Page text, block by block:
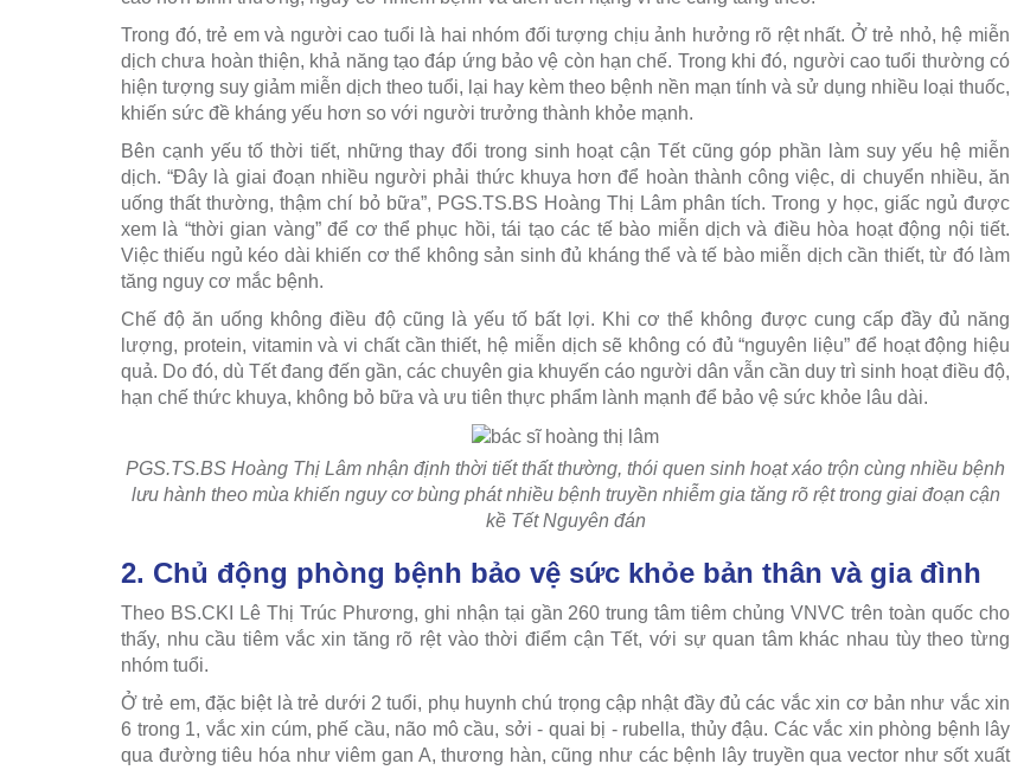
Trong đó, trẻ em và người cao tuổi là hai nhóm đối tượng chịu ảnh hưởng rõ rệt nhất. Ở trẻ nhỏ, hệ miễn
dịch chưa hoàn thiện, khả năng tạo đáp ứng bảo vệ còn hạn chế. Trong khi đó, người cao tuổi thường có
hiện tượng suy giảm miễn dịch theo tuổi, lại hay kèm theo bệnh nền mạn tính và sử dụng nhiều loại thuốc,
khiến sức đề kháng yếu hơn so với người trưởng thành khỏe mạnh.
Bên cạnh yếu tố thời tiết, những thay đổi trong sinh hoạt cận Tết cũng góp phần làm suy yếu hệ miễn
dịch. “Đây là giai đoạn nhiều người phải thức khuya hơn để hoàn thành công việc, di chuyển nhiều, ăn
uống thất thường, thậm chí bỏ bữa”, PGS.TS.BS Hoàng Thị Lâm phân tích. Trong y học, giấc ngủ được
xem là “thời gian vàng” để cơ thể phục hồi, tái tạo các tế bào miễn dịch và điều hòa hoạt động nội tiết.
Việc thiếu ngủ kéo dài khiến cơ thể không sản sinh đủ kháng thể và tế bào miễn dịch cần thiết, từ đó làm
tăng nguy cơ mắc bệnh.
Chế độ ăn uống không điều độ cũng là yếu tố bất lợi. Khi cơ thể không được cung cấp đầy đủ năng
lượng, protein, vitamin và vi chất cần thiết, hệ miễn dịch sẽ không có đủ “nguyên liệu” để hoạt động hiệu
quả. Do đó, dù Tết đang đến gần, các chuyên gia khuyến cáo người dân vẫn cần duy trì sinh hoạt điều độ,
hạn chế thức khuya, không bỏ bữa và ưu tiên thực phẩm lành mạnh để bảo vệ sức khỏe lâu dài.
PGS.TS.BS Hoàng Thị Lâm nhận định thời tiết thất thường, thói quen sinh hoạt xáo trộn cùng nhiều bệnh
lưu hành theo mùa khiến nguy cơ bùng phát nhiều bệnh truyền nhiễm gia tăng rõ rệt trong giai đoạn cận
kề Tết Nguyên đán
2. Chủ động phòng bệnh bảo vệ sức khỏe bản thân và gia đình
Theo BS.CKI Lê Thị Trúc Phương, ghi nhận tại gần 260 trung tâm tiêm chủng VNVC trên toàn quốc cho
thấy, nhu cầu tiêm vắc xin tăng rõ rệt vào thời điểm cận Tết, với sự quan tâm khác nhau tùy theo từng
nhóm tuổi.
Ở trẻ em, đặc biệt là trẻ dưới 2 tuổi, phụ huynh chú trọng cập nhật đầy đủ các vắc xin cơ bản như vắc xin
6 trong 1, vắc xin cúm, phế cầu, não mô cầu, sởi - quai bị - rubella, thủy đậu. Các vắc xin phòng bệnh lây
qua đường tiêu hóa như viêm gan A, thương hàn, cũng như các bệnh lây truyền qua vector như sốt xuất